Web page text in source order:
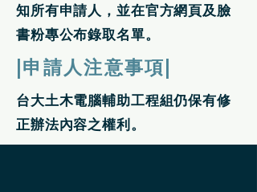
知所有申請人，並在官方網頁及臉
書粉專公布錄取名單。
|申請人注意事項|
台大土木電腦輔助工程組仍保有修
正辦法內容之權利。